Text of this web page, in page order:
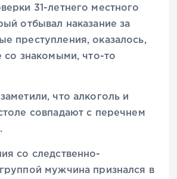
31-летнего местного
отбывал наказание за
преступления, оказалось,
со знакомыми, что-то
что алкоголь и
совпадают с перечнем
со следственно-
мужчина признался в